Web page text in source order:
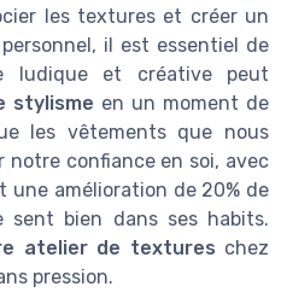
les textures et créer un
il est essentiel de
ludique et créative peut
stylisme en un moment de
les vêtements que nous
confiance en soi, avec
amélioration de 20% de
sent bien dans ses habits.
atelier de textures chez
pression.